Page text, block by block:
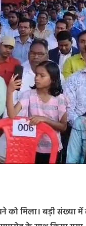
मिला। बड़ी संख्या में